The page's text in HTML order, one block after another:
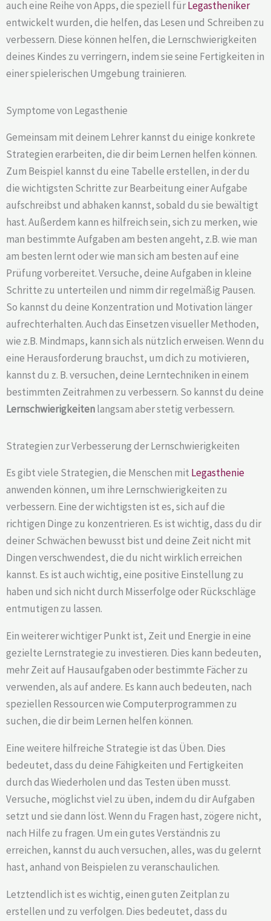
auch eine Reihe von Apps, die speziell fürLegastheniker
entwickelt wurden, die helfen, das Lesen und Schreiben zu
verbessern. Diese können helfen, die Lernschwierigkeiten
deines Kindes zu verringern, indem sie seine Fertigkeiten in
einer spielerischen Umgebung trainieren.
Symptome von Legasthenie
Gemeinsam mit deinem Lehrer kannst du einige konkrete
Strategien erarbeiten, die dir beim Lernen helfen können.
Zum Beispiel kannst du eine Tabelle erstellen, in der du
die wichtigsten Schritte zur Bearbeitung einer Aufgabe
aufschreibst und abhaken kannst, sobald du sie bewältigt
hast. Außerdem kann es hilfreich sein, sich zu merken, wie
man bestimmte Aufgaben am besten angeht, z.B. wie man
am besten lernt oder wie man sich am besten auf eine
Prüfung vorbereitet. Versuche, deine Aufgaben in kleine
Schritte zu unterteilen und nimm dir regelmäßig Pausen.
So kannst du deine Konzentration und Motivation länger
aufrechterhalten. Auch das Einsetzen visueller Methoden,
wie z.B. Mindmaps, kann sich als nützlich erweisen. Wenn du
eine Herausforderung brauchst, um dich zu motivieren,
kannst du z. B. versuchen, deine Lerntechniken in einem
bestimmten Zeitrahmen zu verbessern. So kannst du deine
Lernschwierigkeitenlangsam aber stetig verbessern.
Strategien zur Verbesserung der Lernschwierigkeiten
Es gibt viele Strategien, die Menschen mit Legasthenie
anwenden können, um ihre Lernschwierigkeiten zu
verbessern. Eine der wichtigsten ist es, sich auf die
richtigen Dinge zu konzentrieren. Es ist wichtig, dass du dir
deiner Schwächen bewusst bist und deine Zeit nicht mit
Dingen verschwendest, die du nicht wirklich erreichen
kannst. Es ist auch wichtig, eine positive Einstellung zu
haben und sich nicht durch Misserfolge oder Rückschläge
entmutigen zu lassen.
Ein weiterer wichtiger Punkt ist, Zeit und Energie in eine
gezielte Lernstrategie zu investieren. Dies kann bedeuten,
mehr Zeit auf Hausaufgaben oder bestimmte Fächer zu
verwenden, als auf andere. Es kann auch bedeuten, nach
speziellen Ressourcen wie Computerprogrammen zu
suchen, die dir beim Lernen helfen können.
Eine weitere hilfreiche Strategie ist das Üben. Dies
bedeutet, dass du deine Fähigkeiten und Fertigkeiten
durch das Wiederholen und das Testen üben musst.
Versuche, möglichst viel zu üben, indem du dir Aufgaben
setzt und sie dann löst. Wenn du Fragen hast, zögere nicht,
nach Hilfe zu fragen. Um ein gutes Verständnis zu
erreichen, kannst du auch versuchen, alles, was du gelernt
hast, anhand von Beispielen zu veranschaulichen.
Letztendlich ist es wichtig, einen guten Zeitplan zu
erstellen und zu verfolgen. Dies bedeutet, dass du